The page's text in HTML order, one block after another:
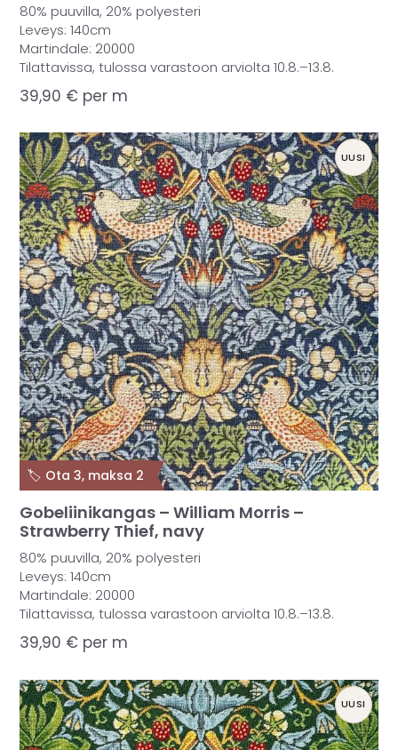
80% puuvilla, 20% polyesteri
Leveys: 140cm
Martindale: 20000
Tilattavissa, tulossa varastoon arviolta 10.8.–13.8.
39,90 € per m
Gobeliinikangas – William Morris –
Strawberry Thief, navy
80% puuvilla, 20% polyesteri
Leveys: 140cm
Martindale: 20000
Tilattavissa, tulossa varastoon arviolta 10.8.–13.8.
39,90 € per m
UUSI
🏷️ Ota 3, maksa 2
UUSI